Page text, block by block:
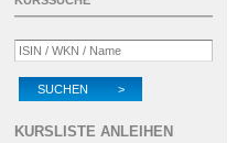
SUCHEN >
KURSLISTE ANLEIHEN